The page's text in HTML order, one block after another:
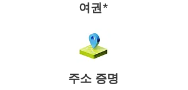
여권*
주소 증명